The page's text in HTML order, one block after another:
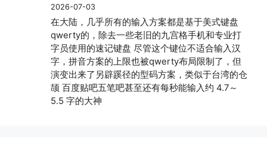
2026-07-03
在大陆，几乎所有的输入方案都是基于美式键盘
qwerty的，除去一些老旧的九宫格手机和专业打
字员使用的速记键盘 尽管这个键位不适合输入汉
字，拼音方案的上限也被qwerty布局限制了，但
演变出来了另辟蹊径的型码方案，类似于台湾的仓
颉 百度贴吧五笔吧甚至还有每秒能输入约 4.7～
5.5 字的大神